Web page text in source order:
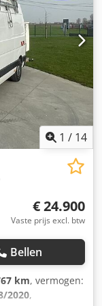
-
Acdja
linker band: 7
Profiel linker
max. gewicht:
1 / 14
€ 24.900
Vaste prijs excl. btw
Bellen
km, vermogen:
2020,